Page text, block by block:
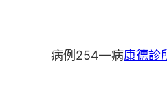
病例254—病康德診